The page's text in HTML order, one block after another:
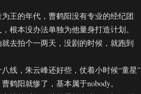
的年代，曹鹤阳没有专业的经纪团
根本没办法单独为他量身打造计划。
去拍个一两天，没剧的时候，就跑到
，朱云峰还好些，仗着小时候“童星”
鹤阳就惨了，基本属于nobody。